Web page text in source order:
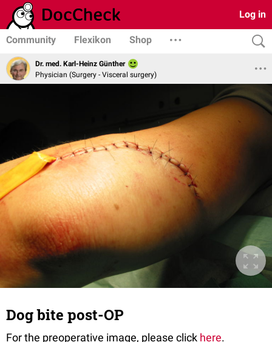
Log in
Community Flexikon Shop
Dr. med. Karl-Heinz Günther
Physician (Surgery - Visceral surgery)
Dog bite post-OP
For the preoperative image, please click here.